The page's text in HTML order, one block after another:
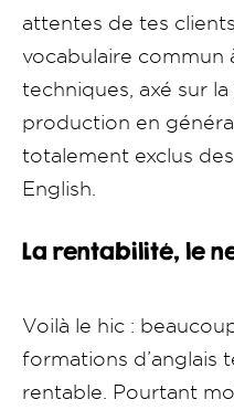
attentes de tes
vocabulaire commun
techniques, axé sur
production en
totalement exclus
English.
La rentabilité, le
Voilà le hic :
formations d’anglais
rentable. Pourtant